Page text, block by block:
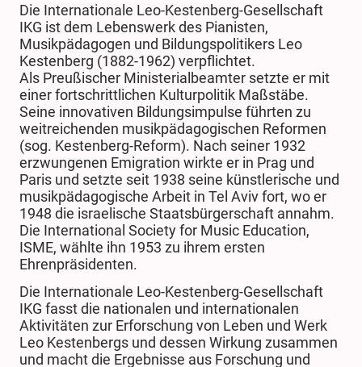
Die Internationale Leo-Kestenberg-Gesellschaft
IKG ist dem Lebenswerk des Pianisten,
Musikpädagogen und Bildungspolitikers Leo
Kestenberg (1882-1962) verpflichtet.
Als Preußischer Ministerialbeamter setzte er mit
einer fortschrittlichen Kulturpolitik Maßstäbe.
Seine innovativen Bildungsimpulse führten zu
weitreichenden musikpädagogischen Reformen
(sog. Kestenberg-Reform). Nach seiner 1932
erzwungenen Emigration wirkte er in Prag und
Paris und setzte seit 1938 seine künstlerische und
musikpädagogische Arbeit in Tel Aviv fort, wo er
1948 die israelische Staatsbürgerschaft annahm.
Die International Society for Music Education,
ISME, wählte ihn 1953 zu ihrem ersten
Ehrenpräsidenten.
Die Internationale Leo-Kestenberg-Gesellschaft
IKG fasst die nationalen und internationalen
Aktivitäten zur Erforschung von Leben und Werk
Leo Kestenbergs und dessen Wirkung zusammen
und macht die Ergebnisse aus Forschung und